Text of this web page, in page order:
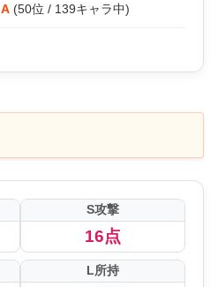
A(50位 / 139キャラ中)
S攻撃
16点
L所持